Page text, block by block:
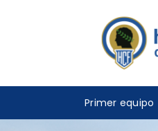
Primer equipo